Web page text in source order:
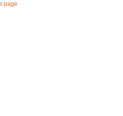
page